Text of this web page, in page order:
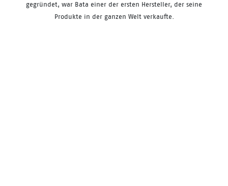
gegründet, war Bata einer der ersten Hersteller, der seine
Produkte in der ganzen Welt verkaufte.